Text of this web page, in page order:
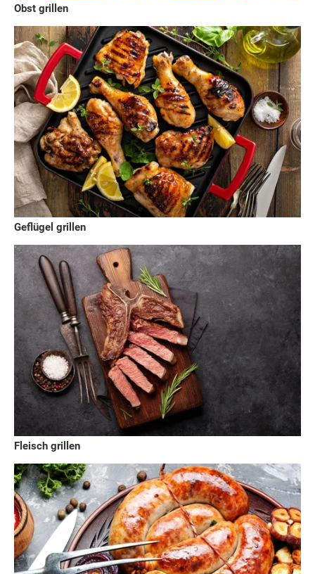
Obst grillen
Geflügel grillen
Fleisch grillen